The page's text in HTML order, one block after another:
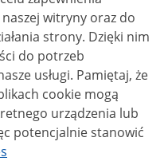
to stwierdzone inaczej.
witryny oraz do
Dzięki nim
do potrzeb
Pamiętaj, że
cookie mogą
urządzenia lub
potencjalnie stanowić